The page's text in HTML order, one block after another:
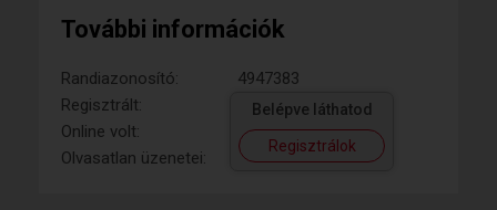
További információk
Randiazonosító:
4947383
Regisztrált:
Online volt:
Olvasatlan üzenetei:
Belépve láthatod
Regisztrálok